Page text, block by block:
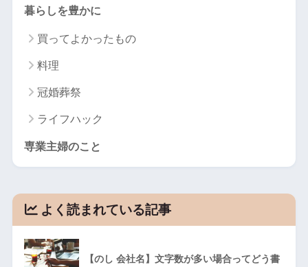
暮らしを豊かに
買ってよかったもの
料理
冠婚葬祭
ライフハック
専業主婦のこと
よく読まれている記事
【のし 会社名】文字数が多い場合ってどう書